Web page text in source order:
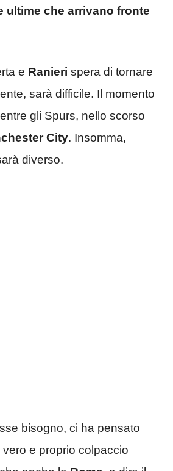
ultime che arrivano fronte
e Ranieri spera di tornare
sarà difficile. Il momento
gli Spurs, nello scorso
City. Insomma,
diverso.
bisogno, ci ha pensato
e proprio colpaccio